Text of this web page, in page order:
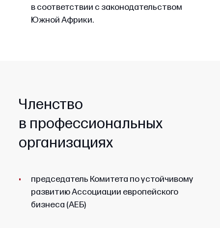
в соответствии с законодательством
Южной Африки.
Членство
в профессиональных
организациях
председатель Комитета по устойчивому
развитию Ассоциации европейского
бизнеса (АЕБ)